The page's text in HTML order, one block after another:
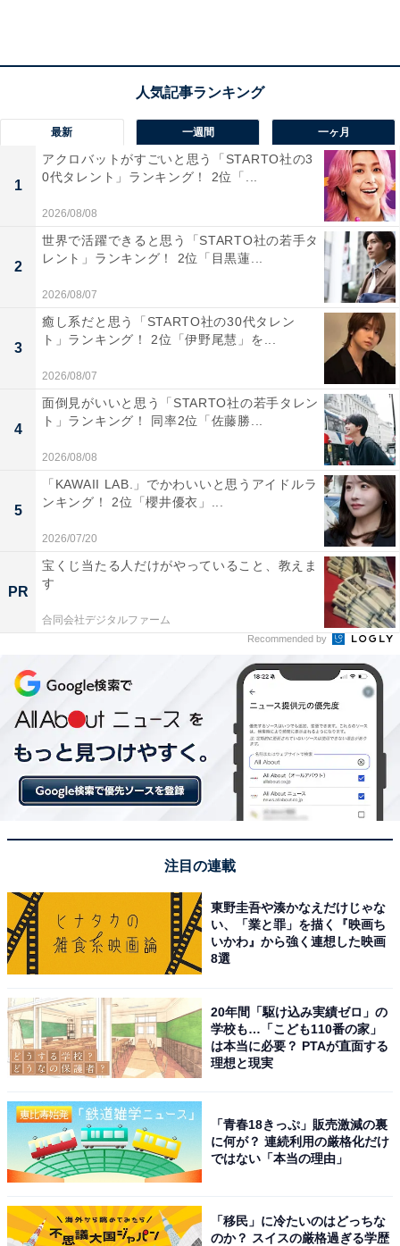
いろんな問題についてコメントしており好感が持てます
る声もという声も集まりました。
同率2位：橋下徹
同率2位は、弁護士で政治評論家、タレントの橋下徹さ
ん。2008年当時では全国最年少の38歳の若さで大阪府知
事に就任。その後、大阪市長に就任し、任期満了で政界
を引退。フジテレビ系列の朝の情報番組『めざまし8』
の月曜担当の総合解説者として出演しています。
回答者からは、「民衆の意見に流されず、自分の意見を
言うから（45歳女性／大阪府）」「毒舌ではあるときも
あるがもっともな意見を多く言われてるから（42歳女性
／兵庫県）」「彼の言うことすべてが正しいとは思いま
せんが、変な気を使うことなく本音で話されているなと
感じます（45歳女性／東京都）」など、本音で話してい
ることが伝わるという声が多数集まりました。
あって知識もあるので信頼できます（52歳女性／島根
県）」「世の中の情勢を踏まえて弁護士からの見解も伝
えてくれますし、家族も多いので親身になって人として
す（52歳未回答／大阪府）」「政治や弁護士などの経験
が豊富だから（52歳男性／千葉県）」など、豊富な経験
と知識から、さまざまな視点でコメントを伝えてくれる
最新 一週間 一ヶ月
1
アクロバットがすごいと思う「STARTO社の3
0代タレント」ランキング！ 2位「...
2026/08/08
2
世界で活躍できると思う「STARTO社の若手タ
レント」ランキング！ 2位「目黒蓮...
2026/08/07
3
癒し系だと思う「STARTO社の30代タレン
ト」ランキング！ 2位「伊野尾慧」を...
2026/08/07
4
面倒見がいいと思う「STARTO社の若手タレン
ト」ランキング！ 同率2位「佐藤勝...
2026/08/08
5
「KAWAII LAB.」でかわいいと思うアイドルラ
ンキング！ 2位「櫻井優衣」...
2026/07/20
PR
宝くじ当たる人だけがやっていること、教えま
す
合同会社デジタルファーム
Recommended by
注目の連載
東野圭吾や湊かなえだけじゃな
い、「業と罪」を描く『映画ち
いかわ』から強く連想した映画
8選
20年間「駆け込み実績ゼロ」の
学校も…「こども110番の家」
は本当に必要？ PTAが直面する
理想と現実
「青春18きっぷ」販売激減の裏
に何が？ 連続利用の厳格化だけ
ではない「本当の理由」
「移民」に冷たいのはどっちな
のか？ スイスの厳格過ぎる学歴